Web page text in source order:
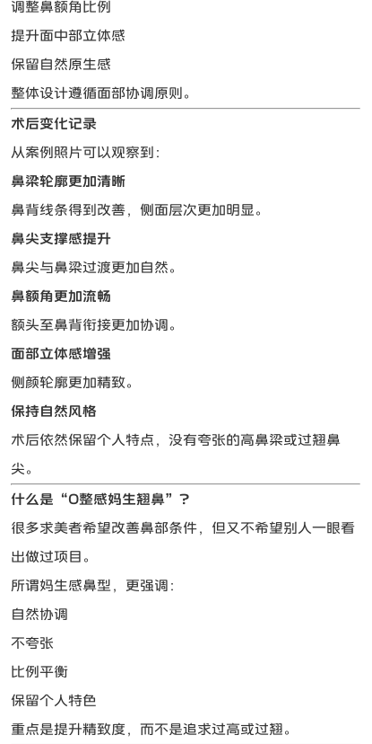
调整鼻额角比例
提升面中部立体感
保留自然原生感
整体设计遵循面部协调原则。
术后变化记录
从案例照片可以观察到：
鼻梁轮廓更加清晰
鼻背线条得到改善，侧面层次更加明显。
鼻尖支撑感提升
鼻尖与鼻梁过渡更加自然。
鼻额角更加流畅
额头至鼻背衔接更加协调。
面部立体感增强
侧颜轮廓更加精致。
保持自然风格
术后依然保留个人特点，没有夸张的高鼻梁或过翘鼻
尖。
什么是“0整感妈生翘鼻”？
很多求美者希望改善鼻部条件，但又不希望别人一眼看
出做过项目。
所谓妈生感鼻型，更强调：
自然协调
不夸张
比例平衡
保留个人特色
重点是提升精致度，而不是追求过高或过翘。